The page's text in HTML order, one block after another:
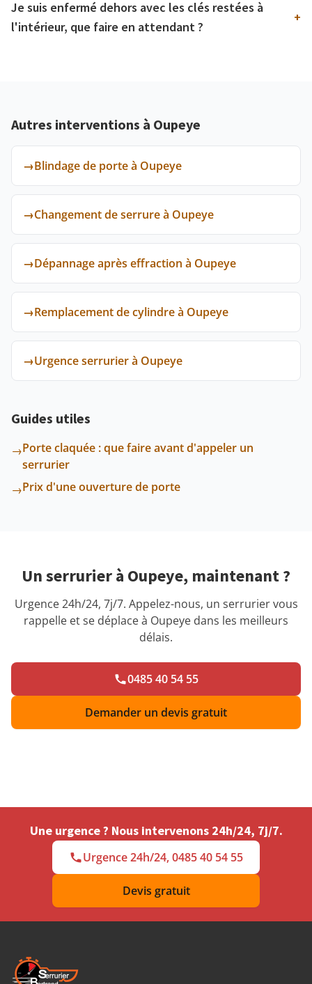
Je suis enfermé dehors avec les clés restées à
l'intérieur, que faire en attendant ?
+
Autres interventions à Oupeye
→Blindage de porte à Oupeye
→Changement de serrure à Oupeye
→Dépannage après effraction à Oupeye
→Remplacement de cylindre à Oupeye
→Urgence serrurier à Oupeye
Guides utiles
→Porte claquée : que faire avant d'appeler un
serrurier
→Prix d'une ouverture de porte
Un serrurier à Oupeye, maintenant ?
Urgence 24h/24, 7j/7. Appelez-nous, un serrurier vous
rappelle et se déplace à Oupeye dans les meilleurs
délais.
0485 40 54 55
Demander un devis gratuit
Une urgence ? Nous intervenons 24h/24, 7j/7.
Urgence 24h/24, 0485 40 54 55
Devis gratuit